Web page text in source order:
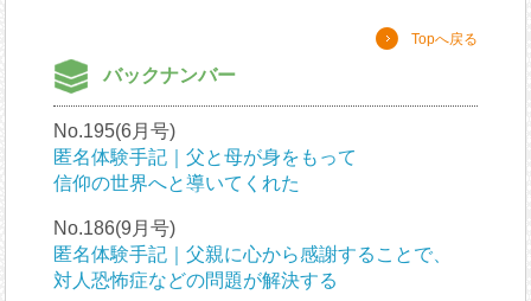
Topへ戻る
バックナンバー
No.195(6月号)
匿名体験手記｜父と母が身をもって
信仰の世界へと導いてくれた
No.186(9月号)
匿名体験手記｜父親に心から感謝することで、
対人恐怖症などの問題が解決する